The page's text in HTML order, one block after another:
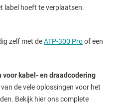
label hoeft te verplaatsen.
zelf met deATP-300 Proof een
kabel- en draadcodering
de vele oplossingen voor het
Bekijk hier ons complete